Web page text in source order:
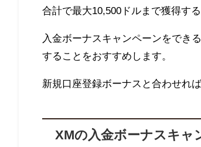
合計で最大10,500ドルまで獲得す
入金ボーナスキャンペーンをでき
することをおすすめします。
新規口座登録ボーナスと合わせれ
XMの入金ボーナスキャ